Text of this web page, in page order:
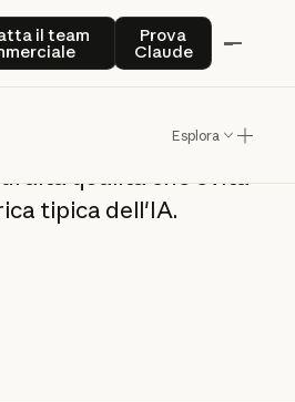
il team
Contatta il team commerciale
Prova
Claude
Prova Claude
Esplora
Design
distintivo.
dialtaqualitàcheevita
tipica dell'IA.